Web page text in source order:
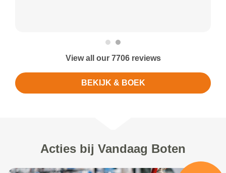
View all our 7706 reviews
BEKIJK & BOEK
Acties bij Vandaag Boten